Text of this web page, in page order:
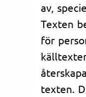
av,
Texten
för
texten.